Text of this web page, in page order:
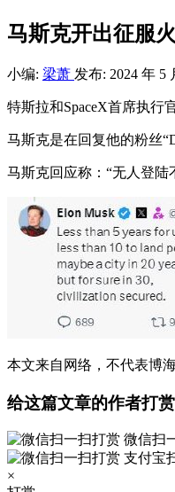
马斯克开出征服
小编: 梁萧 发布: 2024 年 5
特斯拉和SpaceX首席执行
马斯克是在回复他的粉丝
马斯克回应称：“无人登陆
本文来自网络，不代表博
给这篇文章的作者打赏
微信扫
支付宝
×